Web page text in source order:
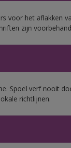
voor het aflakken
zijn
Spoel verf nooit
richtlijnen.